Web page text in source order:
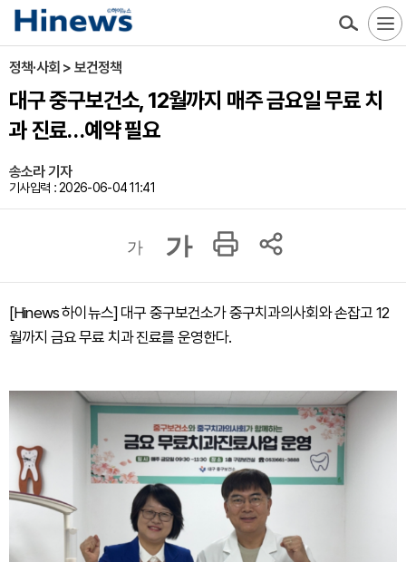
정책·사회 > 보건정책
대구 중구보건소, 12월까지 매주 금요일 무료 치
과 진료…예약 필요
송소라 기자
기사입력 : 2026-06-04 11:41
가 가
[Hinews 하이뉴스] 대구 중구보건소가 중구치과의사회와 손잡고 12
월까지 금요 무료 치과 진료를 운영한다.